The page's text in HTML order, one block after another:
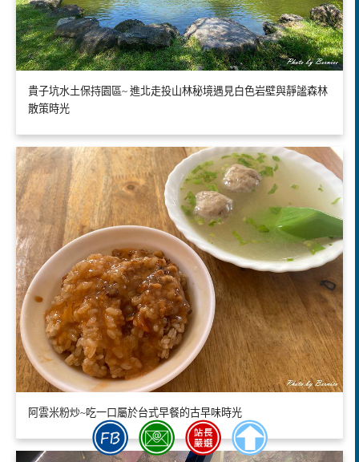
貴子坑水土保持園區~ 進北走投山林秘境遇見白色岩壁與靜謐森林
散策時光
阿雲米粉炒~吃一口屬於台式早餐的古早味時光